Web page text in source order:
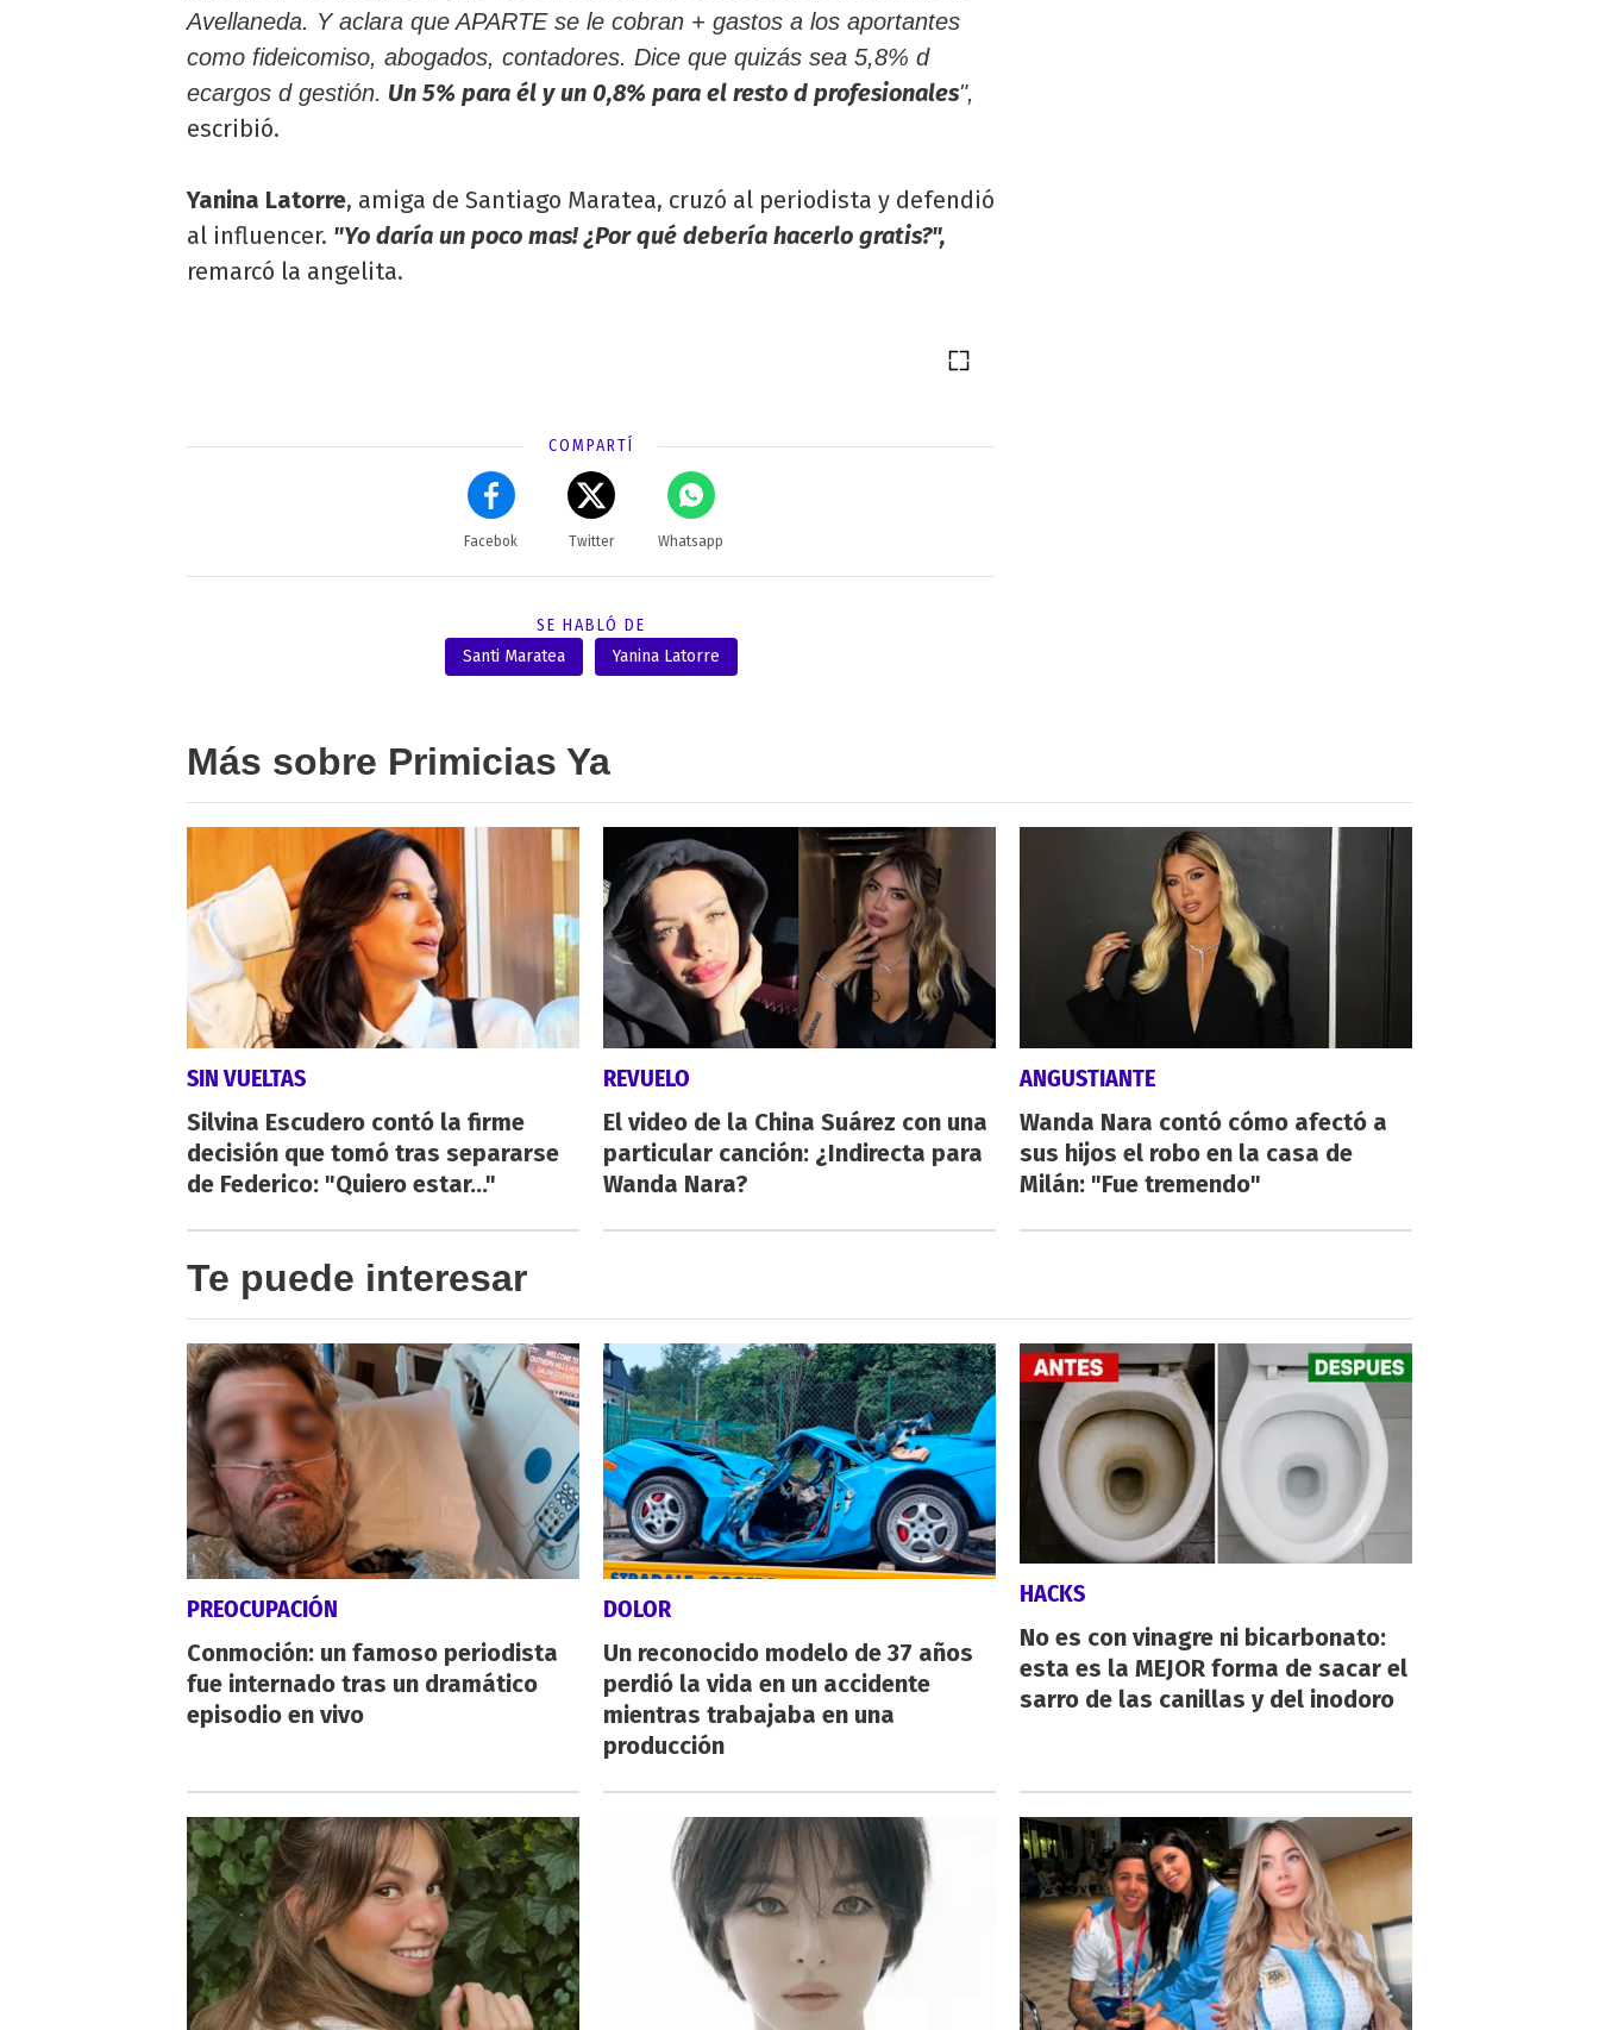
Avellaneda. Y aclara que APARTE se le cobran + gastos a los aportantes
como fideicomiso, abogados, contadores. Dice que quizás sea 5,8% d
ecargos d gestión. Un 5% para él y un 0,8% para el resto d profesionales",
escribió.
Yanina Latorre, amiga de Santiago Maratea, cruzó al periodista y defendió
al influencer. "Yo daría un poco mas! ¿Por qué debería hacerlo gratis?",
remarcó la angelita.
COMPARTÍ
Facebok Twitter Whatsapp
SE HABLÓ DE
Santi Maratea
Yanina Latorre
Más sobre Primicias Ya
SIN VUELTAS
Silvina Escudero contó la firme
decisión que tomó tras separarse
de Federico: "Quiero estar..."
REVUELO
El video de la China Suárez con una
particular canción: ¿Indirecta para
Wanda Nara?
ANGUSTIANTE
Wanda Nara contó cómo afectó a
sus hijos el robo en la casa de
Milán: "Fue tremendo"
Te puede interesar
PREOCUPACIÓN
Conmoción: un famoso periodista
fue internado tras un dramático
episodio en vivo
DOLOR
Un reconocido modelo de 37 años
perdió la vida en un accidente
mientras trabajaba en una
producción
HACKS
No es con vinagre ni bicarbonato:
esta es la MEJOR forma de sacar el
sarro de las canillas y del inodoro